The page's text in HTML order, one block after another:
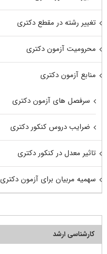
تغییر رشته در مقطع دکتری
محرومیت آزمون دکتری
منابع آزمون دکتری
سرفصل های آزمون دکتری
ضرایب دروس کنکور دکتری
تاثیر معدل در کنکور دکتری
سهمیه مربیان برای آزمون دکتری
کارشناسی ارشد